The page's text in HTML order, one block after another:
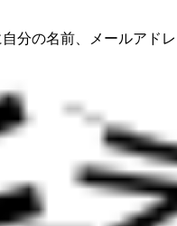
分の名前、メールアドレ